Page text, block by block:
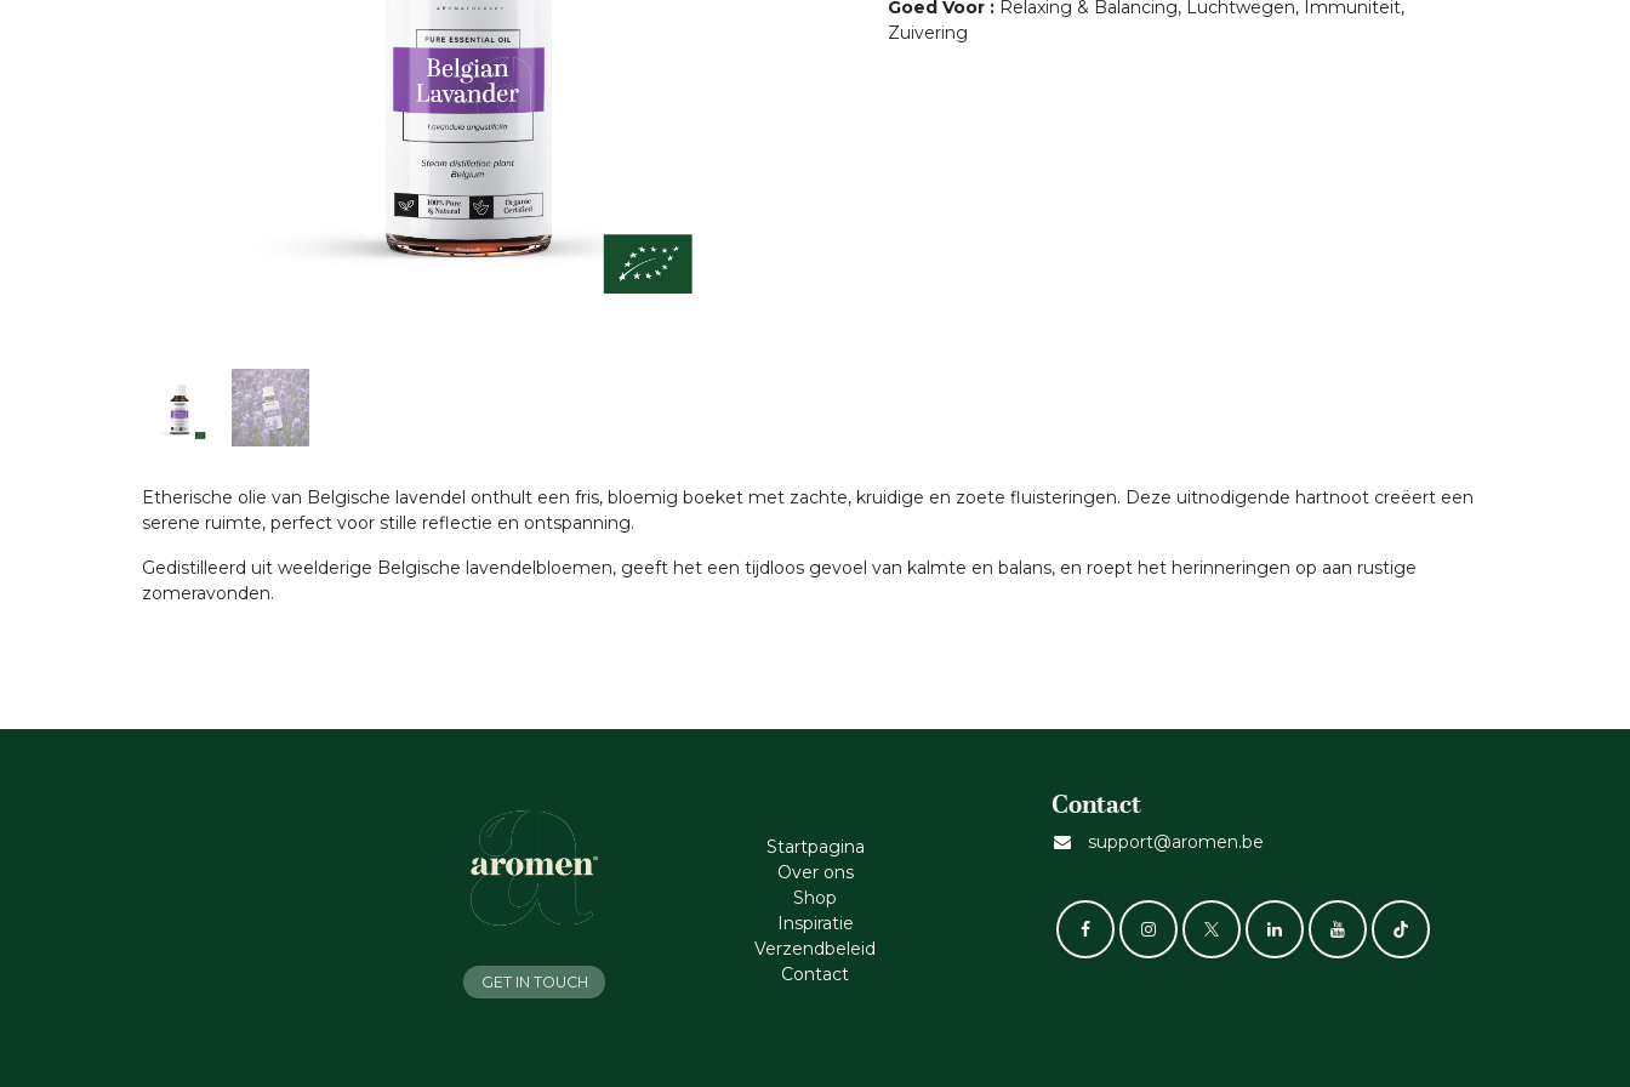
Goed Voor : Relaxing & Balancing, Luchtwegen, Immuniteit,
Zuivering
Etherische olie van Belgische lavendel onthult een fris, bloemig boeket met zachte, kruidige en zoete fluisteringen. Deze uitnodigende hartnoot creëert een
serene ruimte, perfect voor stille reflectie en ontspanning.
Gedistilleerd uit weelderige Belgische lavendelbloemen, geeft het een tijdloos gevoel van kalmte en balans, en roept het herinneringen op aan rustige
zomeravonden.
Startpagina
Ove​r​ ons
Shop
Inspiratie
Verzendbeleid
Cont​act
Contact
support@aromen.be
GET IN TOUCH